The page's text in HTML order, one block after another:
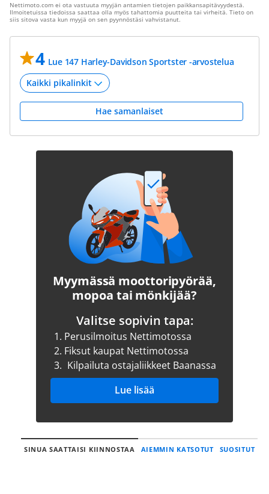
Nettimoto.com ei ota vastuuta myyjän antamien tietojen paikkansapitävyydestä.
Ilmoitetuissa tiedoissa saattaa olla myös tahattomia puutteita tai virheitä. Tieto on
siis sitova vasta kun myyjä on sen pyynnöstäsi vahvistanut.
4 Lue 147 Harley-Davidson Sportster -arvostelua
Hae samanlaiset
Myymässä moottoripyörää,
mopoa tai mönkijää?
Valitse sopivin tapa:
1. Perusilmoitus Nettimotossa
2. Fiksut kaupat Nettimotossa
3. Kilpailuta ostajaliikkeet Baanassa
Lue lisää
SINUA SAATTAISI KIINNOSTAA AIEMMIN KATSOTUT SUOSITUT